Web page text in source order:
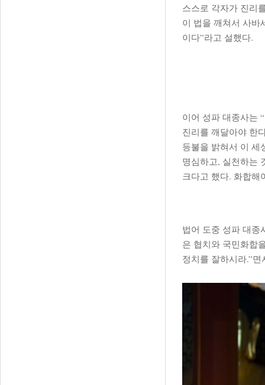
스스로 각자가 진리
이 법을 깨쳐서 사바
이다”라고 설했다.
이어 성파 대종사는
진리를 깨달아야 한
등불을 밝혀서 이 세
명심하고, 실천하는
크다고 했다. 화합해
법어 도중 성파 대종
은 협치와 국민화합
정치를 잘하시라.”